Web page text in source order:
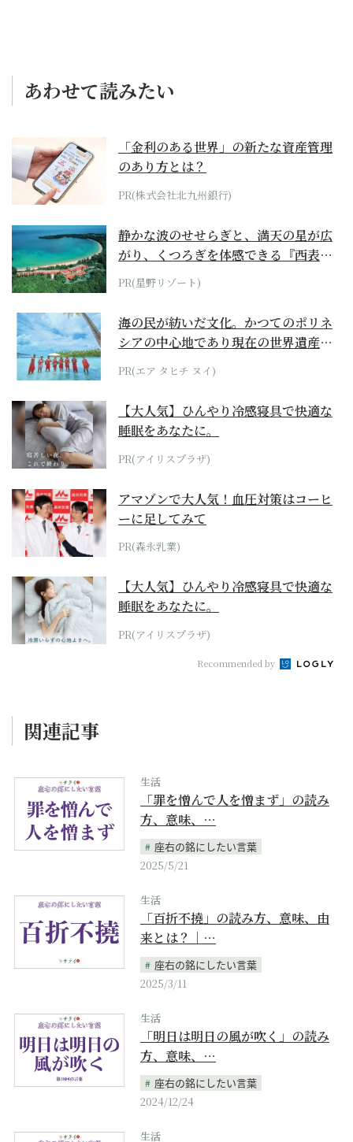
あわせて読みたい
「金利のある世界」の新たな資産管理
のあり方とは？
PR(株式会社北九州銀行)
静かな波のせせらぎと、満天の星が広
がり、くつろぎを体感できる『西表島
ホテル by...
PR(星野リゾート)
海の民が紡いだ文化。かつてのポリネ
シアの中心地であり現在の世界遺産か
らみえてくる...
PR(エア タヒチ ヌイ)
【大人気】ひんやり冷感寝具で快適な
睡眠をあなたに。
PR(アイリスプラザ)
アマゾンで大人気！血圧対策はコーヒ
ーに足してみて
PR(森永乳業)
【大人気】ひんやり冷感寝具で快適な
睡眠をあなたに。
PR(アイリスプラザ)
Recommended by
関連記事
生活
「罪を憎んで人を憎まず」の読み
方、意味、…
座右の銘にしたい言葉
2025/5/21
生活
「百折不撓」の読み方、意味、由
来とは？｜…
座右の銘にしたい言葉
2025/3/11
生活
「明日は明日の風が吹く」の読み
方、意味、…
座右の銘にしたい言葉
2024/12/24
生活